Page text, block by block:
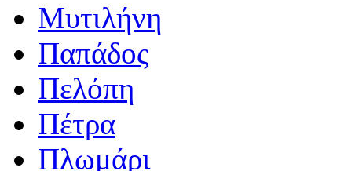
Μυτιλήνη
Παπάδος
Πελόπη
Πέτρα
Πλωμάρι